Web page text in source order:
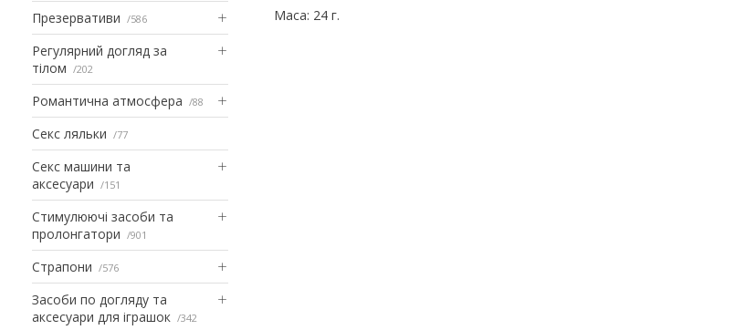
Презервативи 586
Регулярний догляд за
тілом
202
Романтична атмосфера 88
Секс ляльки 77
Секс машини та
аксесуари
151
Стимулюючі засоби та
пролонгатори
901
Страпони 576
Засоби по догляду та
аксесуари для іграшок
342
Маса: 24 г.